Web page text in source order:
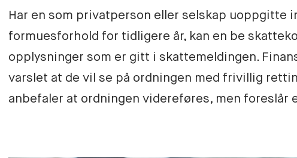
Har en som privatperson eller selskap uoppgitte
formuesforhold for tidligere år, kan en be
opplysninger som er gitt i skattemeldingen.
varslet at de vil se på ordningen med frivillig
anbefaler at ordningen videreføres, men foreslår